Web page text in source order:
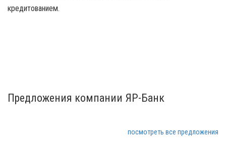
кредитованием.
Предложения компании ЯР-Банк
посмотреть все предложения